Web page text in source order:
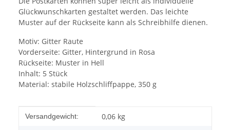
Glückwunschkarten gestaltet werden. Das leichte
Muster auf der Rückseite kann als Schreibhilfe dienen.
Motiv: Gitter Raute
Vorderseite: Gitter, Hintergrund in Rosa
Rückseite: Muster in Hell
Inhalt: 5 Stück
Material: stabile Holzschliffpappe, 350 g
Produkteigenschaft
Wert
Versandgewicht: 0,06 kg